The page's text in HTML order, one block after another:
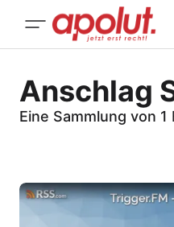
Anschlag
Eine Sammlung von 1